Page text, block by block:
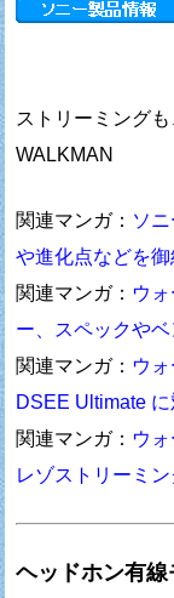
ストリーミング
WALKMAN
関連マンガ： ソ
や進化点などを御
関連マンガ： ウ
ー、スペックや
関連マンガ： ウ
DSEE Ultimate
関連マンガ： ウ
レゾストリーミ
ヘッドホン有線